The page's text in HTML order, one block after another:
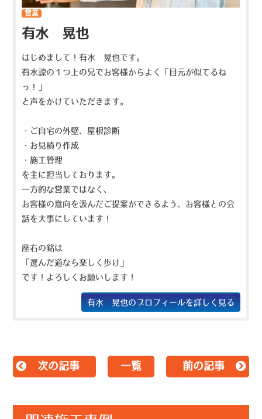
営業
有水 晃也
はじめまして！有水 晃也です。
有水諒の１つ上の兄でお客様からよく「目元が似てるね
っ！」
と声をかけていただきます。
・ご自宅の外壁、屋根診断
・お見積り作成
・施工管理
を主に担当しております。
一方的な営業ではなく、
お客様の意向を汲んだご提案ができるよう、お客様との会
話を大事にしています！
座右の銘は
「選んだ道なら楽しく歩け」
です！よろしくお願いします！
有水 晃也のプロフィールを詳しく見る
次の記事 一覧 前の記事